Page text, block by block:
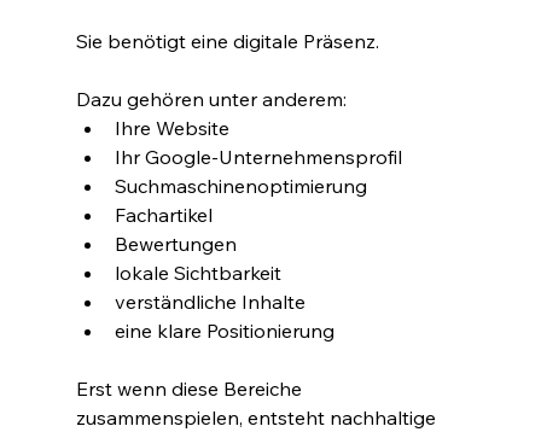
Sie benötigt eine digitale Präsenz.
Dazu gehören unter anderem:
Ihre Website
Ihr Google-Unternehmensprofil
Suchmaschinenoptimierung
Fachartikel
Bewertungen
lokale Sichtbarkeit
verständliche Inhalte
eine klare Positionierung
Erst wenn diese Bereiche
zusammenspielen, entsteht nachhaltige